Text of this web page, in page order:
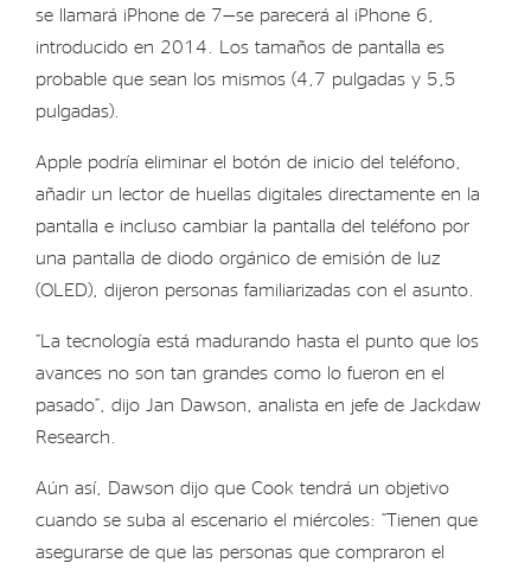
se llamará iPhone de 7—se parecerá al iPhone 6,
introducido en 2014. Los tamaños de pantalla es
probable que sean los mismos (4,7 pulgadas y 5,5
pulgadas).
Apple podría eliminar el botón de inicio del teléfono,
añadir un lector de huellas digitales directamente en la
pantalla e incluso cambiar la pantalla del teléfono por
una pantalla de diodo orgánico de emisión de luz
(OLED), dijeron personas familiarizadas con el asunto.
“La tecnología está madurando hasta el punto que los
avances no son tan grandes como lo fueron en el
pasado”, dijo Jan Dawson, analista en jefe de Jackdaw
Research.
Aún así, Dawson dijo que Cook tendrá un objetivo
cuando se suba al escenario el miércoles: “Tienen que
asegurarse de que las personas que compraron el